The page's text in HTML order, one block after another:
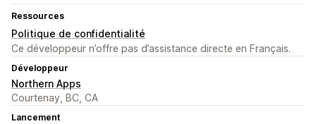
Ressources
Politique de confidentialité
Ce développeur n’offre pas d’assistance directe en Français.
Développeur
Northern Apps
Courtenay, BC, CA
Lancement